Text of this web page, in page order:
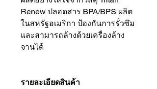
Renew ปลอดสาร BPA/BPS ผลิต
ในสหรัฐอเมริกา ป้องกันการรั่วซึม
และสามารถล้างด้วยเครื่องล้าง
จานได้
รายละเอียดสินค้า